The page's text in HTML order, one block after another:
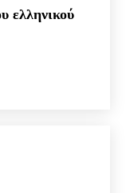
ελληνικού